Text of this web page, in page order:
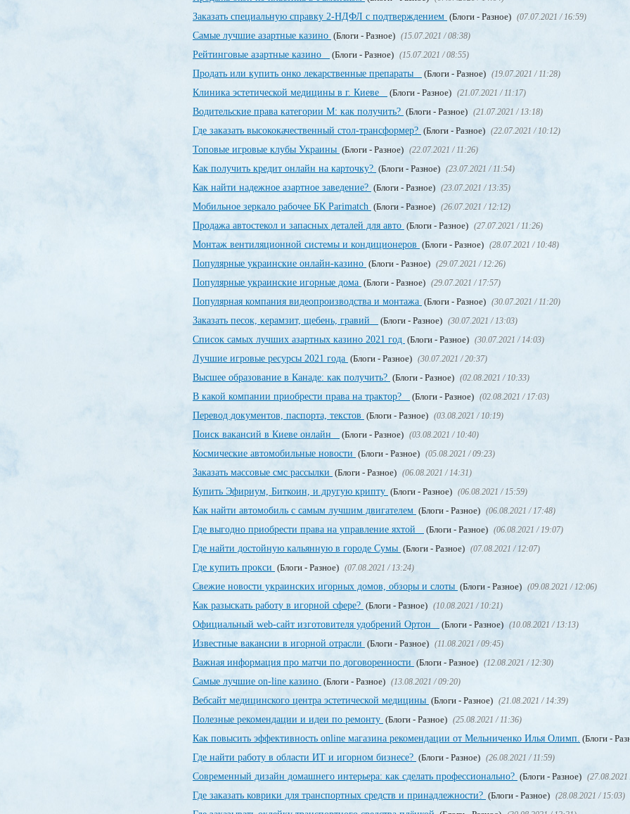
Заказать специальную справку 2-НДФЛ с подтверждением (Блоги - Разное) (07.07.2021 / 16:59)
Самые лучшие азартные казино (Блоги - Разное) (15.07.2021 / 08:38)
Рейтинговые азартные казино (Блоги - Разное) (15.07.2021 / 08:55)
Продать или купить онко лекарственные препараты (Блоги - Разное) (19.07.2021 / 11:28)
Клиника эстетической медицины в г. Киеве (Блоги - Разное) (21.07.2021 / 11:17)
Водительские права категории М: как получить? (Блоги - Разное) (21.07.2021 / 13:18)
Где заказать высококачественный стол-трансформер? (Блоги - Разное) (22.07.2021 / 10:12)
Топовые игровые клубы Украины (Блоги - Разное) (22.07.2021 / 11:26)
Как получить кредит онлайн на карточку? (Блоги - Разное) (23.07.2021 / 11:54)
Как найти надежное азартное заведение? (Блоги - Разное) (23.07.2021 / 13:35)
Мобильное зеркало рабочее БК Parimatch (Блоги - Разное) (26.07.2021 / 12:12)
Продажа автостекол и запасных деталей для авто (Блоги - Разное) (27.07.2021 / 11:26)
Монтаж вентиляционной системы и кондиционеров (Блоги - Разное) (28.07.2021 / 10:48)
Популярные украинские онлайн-казино (Блоги - Разное) (29.07.2021 / 12:26)
Популярные украинские игорные дома (Блоги - Разное) (29.07.2021 / 17:57)
Популярная компания видеопроизводства и монтажа (Блоги - Разное) (30.07.2021 / 11:20)
Заказать песок, керамзит, щебень, гравий (Блоги - Разное) (30.07.2021 / 13:03)
Список самых лучших азартных казино 2021 год (Блоги - Разное) (30.07.2021 / 14:03)
Лучшие игровые ресурсы 2021 года (Блоги - Разное) (30.07.2021 / 20:37)
Высшее образование в Канаде: как получить? (Блоги - Разное) (02.08.2021 / 10:33)
В какой компании приобрести права на трактор? (Блоги - Разное) (02.08.2021 / 17:03)
Перевод документов, паспорта, текстов (Блоги - Разное) (03.08.2021 / 10:19)
Поиск вакансий в Киеве онлайн (Блоги - Разное) (03.08.2021 / 10:40)
Космические автомобильные новости (Блоги - Разное) (05.08.2021 / 09:23)
Заказать массовые смс рассылки (Блоги - Разное) (06.08.2021 / 14:31)
Купить Эфириум, Биткоин, и другую крипту (Блоги - Разное) (06.08.2021 / 15:59)
Как найти автомобиль с самым лучшим двигателем (Блоги - Разное) (06.08.2021 / 17:48)
Где выгодно приобрести права на управление яхтой (Блоги - Разное) (06.08.2021 / 19:07)
Где найти достойную кальянную в городе Сумы (Блоги - Разное) (07.08.2021 / 12:07)
Где купить прокси (Блоги - Разное) (07.08.2021 / 13:24)
Свежие новости украинских игорных домов, обзоры и слоты (Блоги - Разное) (09.08.2021 / 12:06)
Как разыскать работу в игорной сфере? (Блоги - Разное) (10.08.2021 / 10:21)
Официальный web-сайт изготовителя удобрений Ортон (Блоги - Разное) (10.08.2021 / 13:13)
Известные вакансии в игорной отрасли (Блоги - Разное) (11.08.2021 / 09:45)
Важная информация про матчи по договоренности (Блоги - Разное) (12.08.2021 / 12:30)
Самые лучшие on-line казино (Блоги - Разное) (13.08.2021 / 09:20)
Вебсайт медицинского центра эстетической медицины (Блоги - Разное) (21.08.2021 / 14:39)
Полезные рекомендации и идеи по ремонту (Блоги - Разное) (25.08.2021 / 11:36)
Как повысить эффективность online магазина рекомендации от Мельниченко Илья Олимп. (Блоги -
Где найти работу в области ИТ и игорном бизнесе? (Блоги - Разное) (26.08.2021 / 11:59)
Современный дизайн домашнего интерьера: как сделать профессионально? (Блоги - Разное) (27.08.2021
Где заказать коврики для транспортных средств и принадлежности? (Блоги - Разное) (28.08.2021 / 15:03)